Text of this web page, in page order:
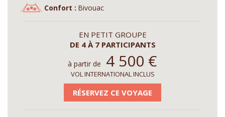
Confort : Bivouac
EN PETIT GROUPE
DE 4 À 7 PARTICIPANTS
à partir de 4 500 €
VOL INTERNATIONAL INCLUS
RÉSERVEZ CE VOYAGE